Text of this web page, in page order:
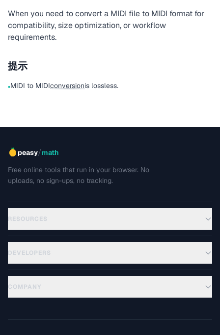
When you need to convert a MIDI file to MIDI format for
compatibility, size optimization, or workflow
requirements.
提示
•MIDI to MIDIconversionis lossless.
peasy/math
Free online tools that run in your browser. No
uploads, no sign-ups, no tracking.
RESOURCES
DEVELOPERS
COMPANY